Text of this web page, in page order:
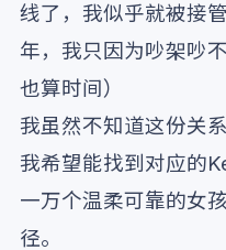
线了，我似乎就被接
年，我只因为吵架吵
也算时间）
我虽然不知道这份关
我希望能找到对应的
一万个温柔可靠的女
径。